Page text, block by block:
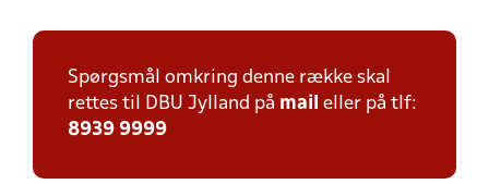
Spørgsmål omkring denne række skal
rettes til DBU Jylland på mail eller på tlf:
8939 9999